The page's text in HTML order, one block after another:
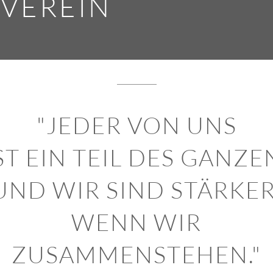
"JEDER VON UNS
EIN TEIL DES
WIR SIND
WENN WIR
ZUSAMMENSTEHEN."